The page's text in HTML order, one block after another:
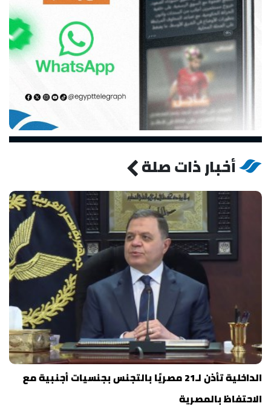
أخبار ذات صلة
الداخلية تأذن لـ21 مصريًا بالتجنس بجنسيات أجنبية مع
الاحتفاظ بالمصرية